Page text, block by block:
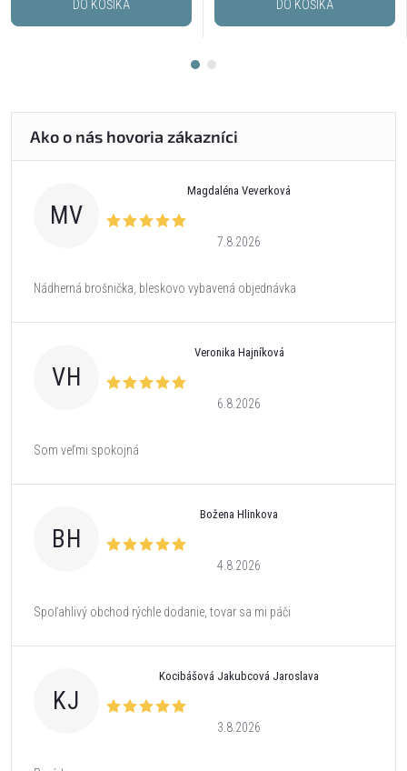
DO KOŠÍKA DO KOŠÍKA
MV
Magdaléna Veverková
7.8.2026
Nádherná brošnička, bleskovo vybavená objednávka
VH
Veronika Hajníková
6.8.2026
Som veľmi spokojná
BH
Božena Hlinkova
4.8.2026
Spoľahlivý obchod rýchle dodanie, tovar sa mi páči
KJ
Kocibášová Jakubcová Jaroslava
3.8.2026